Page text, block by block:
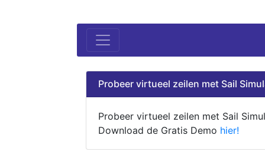
Probeer virtueel zeilen met Sail
Probeer virtueel zeilen met Sail
Download de Gratis Demo hier!